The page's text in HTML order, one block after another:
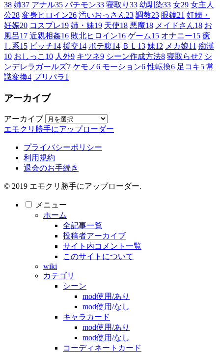
38 姉37 アナル35 パチモン33 寝取り 33 幼馴染33 女29 女主人
公28 変身ヒロイン26 汚いおっさん23 調教23 眼鏡21 妊婦・
妊娠20 コスプレ19 姉・妹19 天使18 悪魔18 メイドさん18 お
風呂17 近親相姦16 敗北ヒロイン16 ゲーム15 オナニー15 癒
し系15 ビッチ14 援交14 ボテ腹14 ＢＬ 13 妹12 メカ娘11 痴漢
10 おしっこ 10 人外9 キツネ9 シーン作成方法8 寝取らせ7 シ
ンデレラガールズ7 ケモノ6 モーション6 性転換6 足コキ5 常
識変換4 プリパラ1
アーカイブ
アーカイブ
エモクリ勝手にアップローダー
プライバシーポリシー
利用規約
退会のお手続き
© 2019 エモクリ勝手にアップローダー.
メニュー
ホーム
全記事一覧
投稿者アーカイブ
サイト内コメント一覧
このサイトについて
wiki
カテゴリ
シーン
mod使用/あり
mod使用/なし
キャラカード
mod使用/あり
mod使用/なし
コーディネートカード